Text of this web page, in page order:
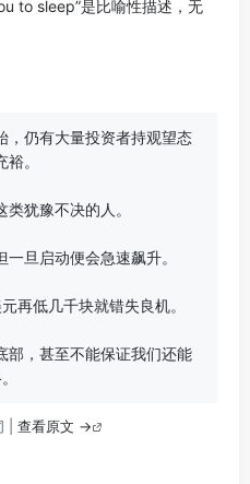
to sleep”是比喻性描述，无
，仍有大量投资者持观望态
。
犹豫不决的人。
旦启动便会急速飙升。
再低几千块就错失良机。
部，甚至不能保证我们还能
| 查看原文 →